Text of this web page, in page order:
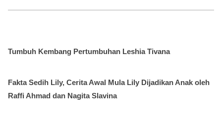
Tumbuh Kembang Pertumbuhan Leshia Tivana
Fakta Sedih Lily, Cerita Awal Mula Lily Dijadikan Anak oleh
Raffi Ahmad dan Nagita Slavina